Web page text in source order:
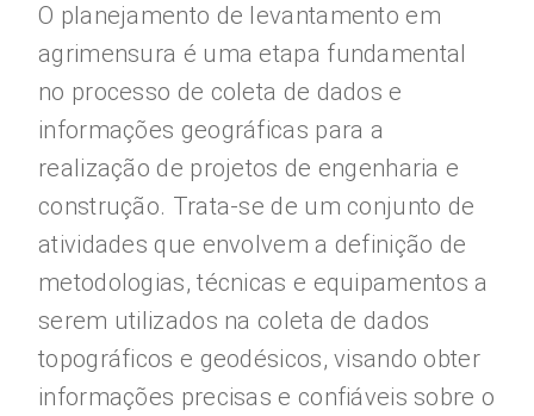
O planejamento de levantamento em
agrimensura é uma etapa fundamental
no processo de coleta de dados e
informações geográficas para a
realização de projetos de engenharia e
construção. Trata-se de um conjunto de
atividades que envolvem a definição de
metodologias, técnicas e equipamentos a
serem utilizados na coleta de dados
topográficos e geodésicos, visando obter
informações precisas e confiáveis sobre o